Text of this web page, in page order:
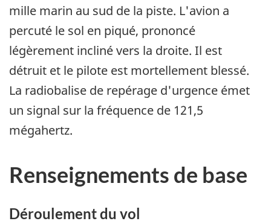
mille marin au sud de la piste. L'avion a
percuté le sol en piqué, prononcé
légèrement incliné vers la droite. Il est
détruit et le pilote est mortellement blessé.
La radiobalise de repérage d'urgence émet
un signal sur la fréquence de 121,5
mégahertz.
Renseignements de base
Déroulement du vol